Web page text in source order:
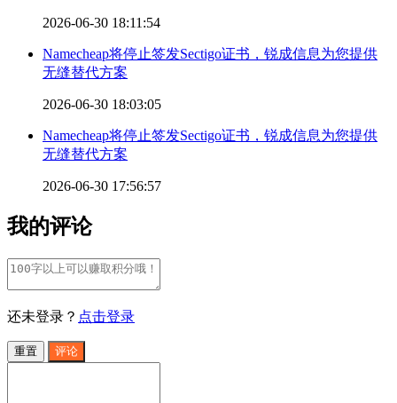
2026-06-30 18:11:54
Namecheap将停止签发Sectigo证书，锐成信息为您提供
无缝替代方案
2026-06-30 18:03:05
Namecheap将停止签发Sectigo证书，锐成信息为您提供
无缝替代方案
2026-06-30 17:56:57
我的评论
还未登录？ 点击登录
重置 评论